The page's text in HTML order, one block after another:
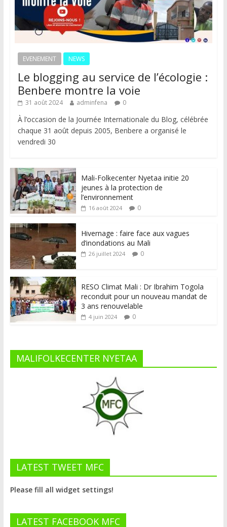
EVENEMENT NEWS
Le blogging au service de l’écologie :
Benbere montre la voie
31 août 2024 adminfena 0
À l’occasion de la Journée Internationale du Blog, célébrée
chaque 31 août depuis 2005, Benbere a organisé le
vendredi 30
Mali-Folkecenter Nyetaa initie 20
jeunes à la protection de
l’environnement
16 août 2024 0
Hivernage : faire face aux vagues
d’inondations au Mali
26 juillet 2024 0
RESO Climat Mali : Dr Ibrahim Togola
reconduit pour un nouveau mandat de
3 ans renouvelable
4 juin 2024 0
MALIFOLKECENTER NYETAA
LATEST TWEET MFC
Please fill all widget settings!
LATEST FACEBOOK MFC